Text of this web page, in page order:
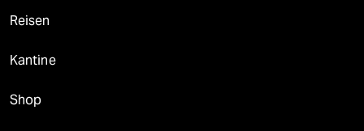
Reisen
Kantine
Shop